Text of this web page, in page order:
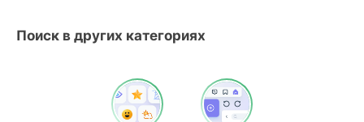
Поиск в других категориях